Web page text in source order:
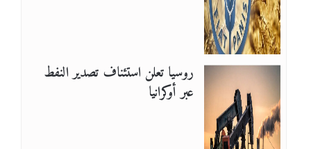
روسيا تعلن استئناف تصدير النفط
عبر أوكرانيا